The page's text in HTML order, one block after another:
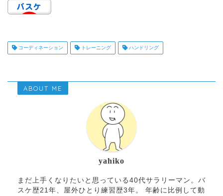
コーディネーション トレーニング ハンドリング
ABOUT ME
yahiko
まだ上手くなりたいと思っている40代サラリーマン。バ
スケ歴21年、屋外ひとり練習歴3年。 年齢に比例して動